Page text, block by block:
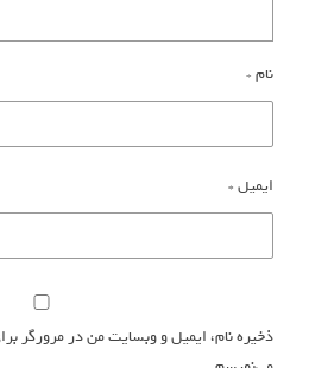
نام*
ایمیل*
ذخیره نام، ایمیل و وبسایت من در مرورگر